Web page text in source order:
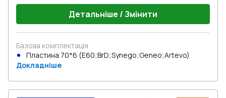
Детальніше / Змінити
Базова комплектація
Пластина 70*6 (E60;BrD;Synego;Geneo;Artevo)
Докладніше